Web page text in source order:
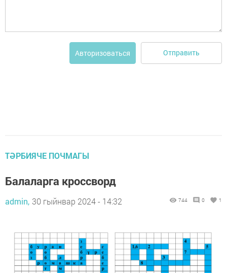
Авторизоваться Отправить
ТӘРБИЯЧЕ ПОЧМАГЫ
Балаларга кроссворд
admin, 30 гыйнвар 2024 - 14:32 744 0 1